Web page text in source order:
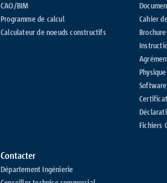
CAO/BIM
Programme de calcul
Calculateur de noeuds constructifs
Cahier
Software
Fichiers
Contacter
Département Ingénierie